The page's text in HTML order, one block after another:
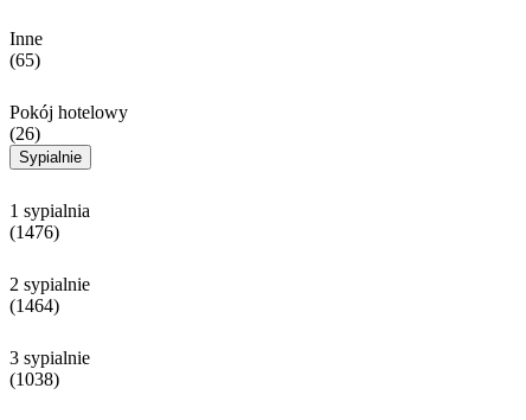
Inne
(65)
Pokój hotelowy
(26)
Sypialnie
1 sypialnia
(1476)
2 sypialnie
(1464)
3 sypialnie
(1038)